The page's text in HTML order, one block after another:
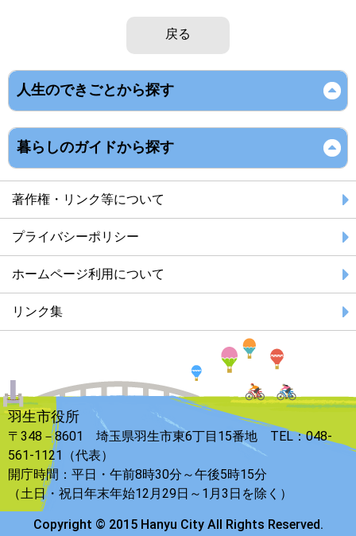
戻る
人生のできごとから探す
暮らしのガイドから探す
著作権・リンク等について
プライバシーポリシー
ホームページ利用について
リンク集
羽生市役所
〒348－8601 埼玉県羽生市東6丁目15番地 TEL：048-
561-1121（代表）
開庁時間：平日・午前8時30分～午後5時15分
（土日・祝日年末年始12月29日～1月3日を除く）
Copyright © 2015 Hanyu City All Rights Reserved.